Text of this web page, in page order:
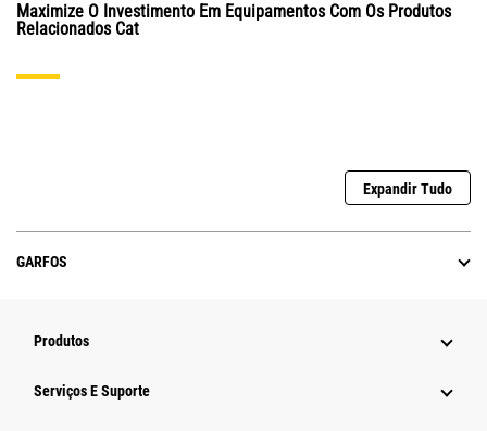
Maximize O Investimento Em Equipamentos Com Os Produtos
Relacionados Cat
Expandir Tudo
GARFOS
Produtos
Serviços E Suporte